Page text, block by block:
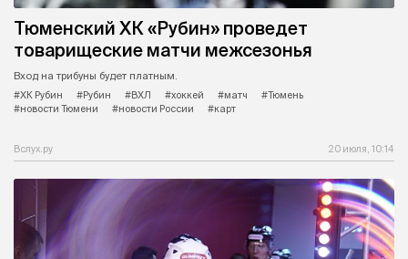
Тюменский ХК «Рубин» проведет
товарищеские матчи межсезонья
Вход на трибуны будет платным.
#ХК Рубин
#Рубин #ВХЛ #хоккей #матч
#Тюмень
#новости Тюмени
#новости России #карт
Вслух.ру 20 июля, 10:14